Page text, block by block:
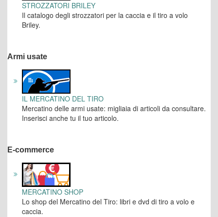
STROZZATORI BRILEY
Il catalogo degli strozzatori per la caccia e il tiro a volo
Briley.
Armi usate
IL MERCATINO DEL TIRO
Mercatino delle armi usate: migliaia di articoli da consultare.
Inserisci anche tu il tuo articolo.
E-commerce
MERCATINO SHOP
Lo shop del Mercatino del Tiro: libri e dvd di tiro a volo e
caccia.